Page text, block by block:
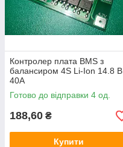
Контролер плата BMS з
балансиром 4S Li-Ion 14.8 В
40A
Готово до відправки 4 од.
188,60 ₴
Купити